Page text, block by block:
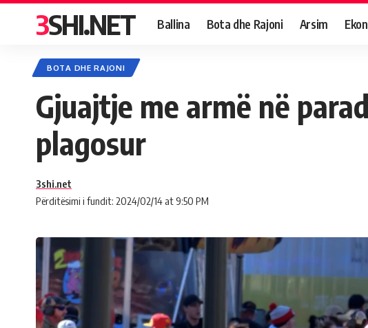
3SHI.NET Ballina Bota dhe Rajoni Arsim
BOTA DHE RAJONI
Gjuajtje me armë në
plagosur
Përditësimi i fundit: 2024/02/14 at 9:50 PM
3shi.net